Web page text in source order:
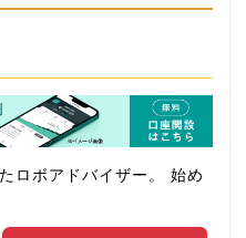
ロボアドバイザー。 始め